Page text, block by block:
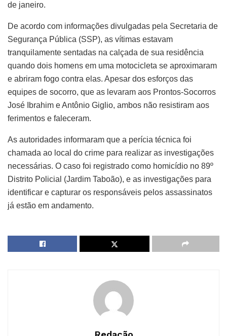
de janeiro.
De acordo com informações divulgadas pela Secretaria de
Segurança Pública (SSP), as vítimas estavam
tranquilamente sentadas na calçada de sua residência
quando dois homens em uma motocicleta se aproximaram
e abriram fogo contra elas. Apesar dos esforços das
equipes de socorro, que as levaram aos Prontos-Socorros
José Ibrahim e Antônio Giglio, ambos não resistiram aos
ferimentos e faleceram.
As autoridades informaram que a perícia técnica foi
chamada ao local do crime para realizar as investigações
necessárias. O caso foi registrado como homicídio no 89º
Distrito Policial (Jardim Taboão), e as investigações para
identificar e capturar os responsáveis pelos assassinatos
já estão em andamento.